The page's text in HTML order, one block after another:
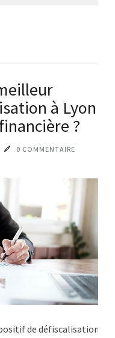
à Lyon
?
0 COMMENTAIRE
de défiscalisation à